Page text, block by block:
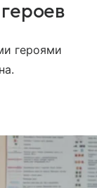
героями